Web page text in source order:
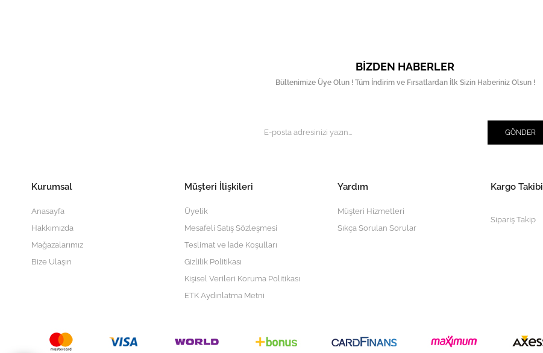
BIZDEN HABERLER
Bültenimize Üye Olun ! Tüm İndirim ve Fırsatlardan İlk Sizin Haberiniz Olsun !
GÖNDER
Kurumsal
Anasayfa
Hakkımızda
Mağazalarımız
Bize Ulaşın
Müşteri İlişkileri
Üyelik
Mesafeli Satış Sözleşmesi
Teslimat ve İade Koşulları
Gizlilik Politikası
Kişisel Verileri Koruma Politikası
ETK Aydınlatma Metni
Yardım
Müşteri Hizmetleri
Sıkça Sorulan Sorular
Kargo Takibi
Sipariş Takip